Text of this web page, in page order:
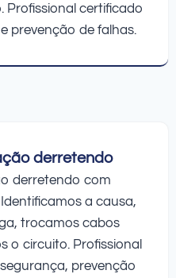
Profissional certificado
prevenção de falhas.
derretendo
derretendo com
a causa,
trocamos cabos
o circuito. Profissional
prevenção